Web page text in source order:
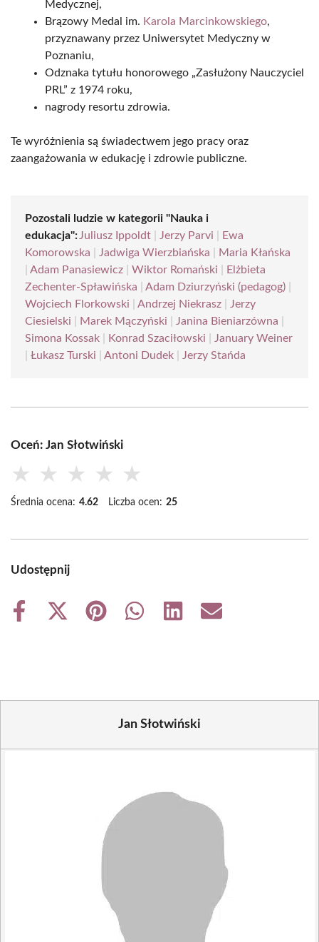
Medycznej,
Brązowy Medal im. Karola Marcinkowskiego,
przyznawany przez Uniwersytet Medyczny w
Poznaniu,
Odznaka tytułu honorowego „Zasłużony Nauczyciel
PRL” z 1974 roku,
nagrody resortu zdrowia.
Te wyróżnienia są świadectwem jego pracy oraz
zaangażowania w edukację i zdrowie publiczne.
Pozostali ludzie w kategorii "Nauka i
edukacja": Juliusz Ippoldt Jerzy Parvi
Ewa
Komorowska
Jadwiga Wierzbiańska
Maria Kłańska
Adam Panasiewicz Wiktor Romański
Elżbieta
Zechenter-Spławińska
Adam Dziurzyński (pedagog)
Wojciech Florkowski
Andrzej Niekrasz
Jerzy
Ciesielski
Marek Mączyński Janina Bieniarzówna
Simona Kossak
Konrad Szaciłowski
January Weiner
Łukasz Turski Antoni Dudek Jerzy Stańda
Oceń: Jan Słotwiński
★ ★ ★ ★ ★
Średnia ocena: 4.62 Liczba ocen: 25
Udostępnij
Share
Share
Share
Share
Share
Share
Jan Słotwiński